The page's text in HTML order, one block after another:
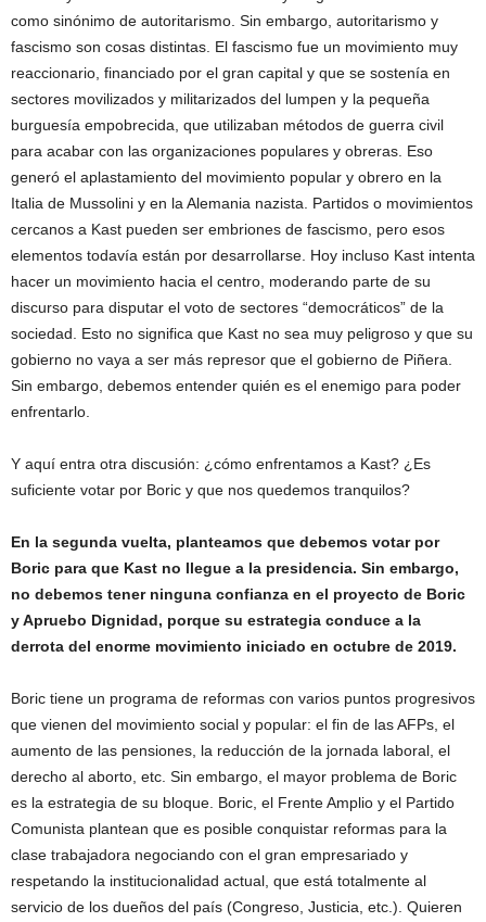
como sinónimo de autoritarismo. Sin embargo, autoritarismo y
fascismo son cosas distintas. El fascismo fue un movimiento muy
reaccionario, financiado por el gran capital y que se sostenía en
sectores movilizados y militarizados del lumpen y la pequeña
burguesía empobrecida, que utilizaban métodos de guerra civil
para acabar con las organizaciones populares y obreras. Eso
generó el aplastamiento del movimiento popular y obrero en la
Italia de Mussolini y en la Alemania nazista. Partidos o movimientos
cercanos a Kast pueden ser embriones de fascismo, pero esos
elementos todavía están por desarrollarse. Hoy incluso Kast intenta
hacer un movimiento hacia el centro, moderando parte de su
discurso para disputar el voto de sectores “democráticos” de la
sociedad. Esto no significa que Kast no sea muy peligroso y que su
gobierno no vaya a ser más represor que el gobierno de Piñera.
Sin embargo, debemos entender quién es el enemigo para poder
enfrentarlo.
Y aquí entra otra discusión: ¿cómo enfrentamos a Kast? ¿Es
suficiente votar por Boric y que nos quedemos tranquilos?
En la segunda vuelta, planteamos que debemos votar por
Boric para que Kast no llegue a la presidencia. Sin embargo,
no debemos tener ninguna confianza en el proyecto de Boric
y Apruebo Dignidad, porque su estrategia conduce a la
derrota del enorme movimiento iniciado en octubre de 2019.
Boric tiene un programa de reformas con varios puntos progresivos
que vienen del movimiento social y popular: el fin de las AFPs, el
aumento de las pensiones, la reducción de la jornada laboral, el
derecho al aborto, etc. Sin embargo, el mayor problema de Boric
es la estrategia de su bloque. Boric, el Frente Amplio y el Partido
Comunista plantean que es posible conquistar reformas para la
clase trabajadora negociando con el gran empresariado y
respetando la institucionalidad actual, que está totalmente al
servicio de los dueños del país (Congreso, Justicia, etc.). Quieren